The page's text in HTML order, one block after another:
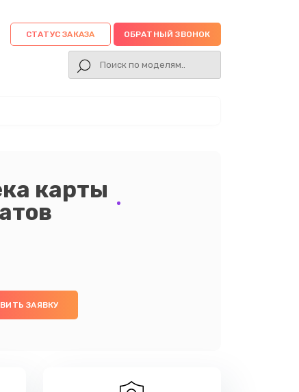
СТАТУС ЗАКАЗА ОБРАТНЫЙ ЗВОНОК
карты
ЗАЯВКУ